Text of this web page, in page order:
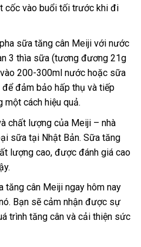
cốc vào buổi tối trước khi đi
sữa tăng cân Meiji với nước
3 thìa sữa (tương đương 21g
200-300ml nước hoặc sữa
đảm bảo hấp thụ và tiếp
một cách hiệu quả.
chất lượng của Meiji – nhà
sữa tại Nhật Bản. Sữa tăng
lượng cao, được đánh giá cao
tăng cân Meiji ngay hôm nay
Bạn sẽ cảm nhận được sự
trình tăng cân và cải thiện sức